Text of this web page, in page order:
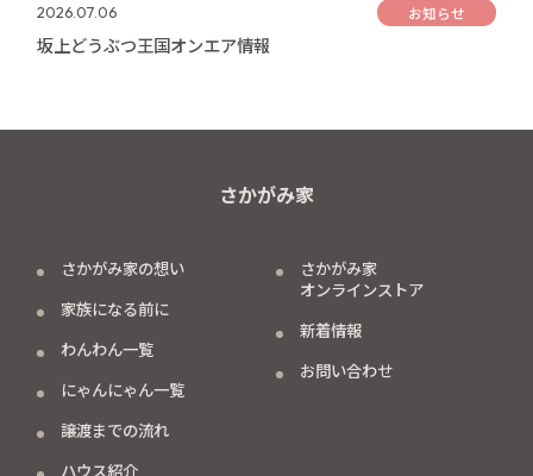
2026.07.06 お知らせ
坂上どうぶつ王国オンエア情報
さかがみ家
さかがみ家の想い
家族になる前に
わんわん一覧
にゃんにゃん一覧
譲渡までの流れ
ハウス紹介
さかがみ家
オンラインストア
新着情報
お問い合わせ